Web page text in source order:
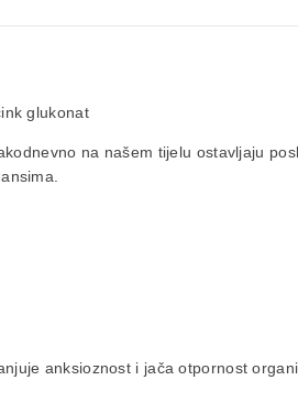
glukonat
na našem tijelu ostavljaju
anksioznost i jača otpornost